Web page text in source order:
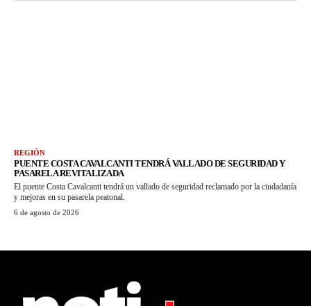
REGIÓN
PUENTE COSTA CAVALCANTI TENDRÁ VALLADO DE SEGURIDAD Y
PASARELA REVITALIZADA
El puente Costa Cavalcanti tendrá un vallado de seguridad reclamado por la ciudadanía
y mejoras en su pasarela peatonal.
6 de agosto de 2026